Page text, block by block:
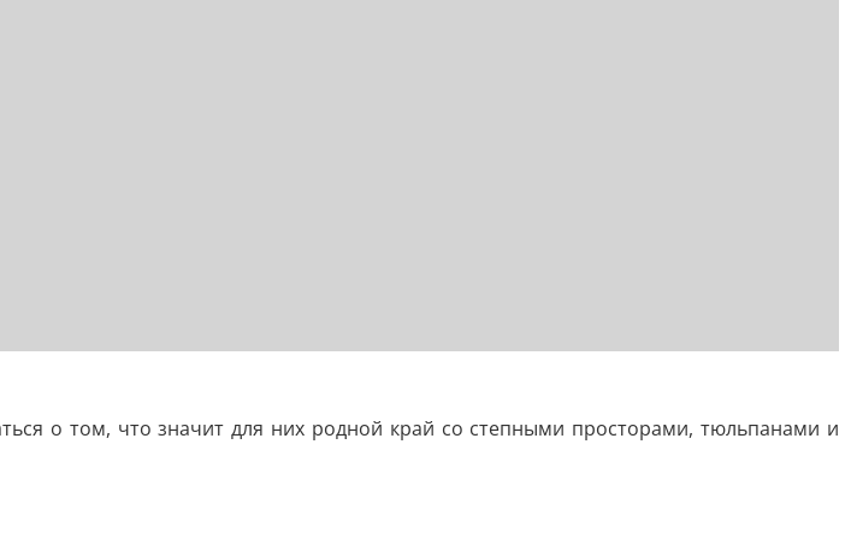
о том, что значит для них родной край со степными просторами, тюльпанами и